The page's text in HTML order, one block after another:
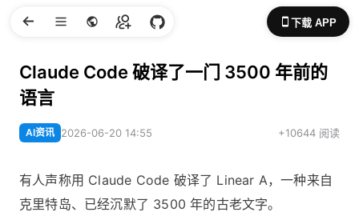
下载 APP
Claude Code 破译了一门 3500 年前的
语言
AI资讯 2026-06-20 14:55 +10644 阅读
有人声称用 Claude Code 破译了 Linear A，一种来自
克里特岛、已经沉默了 3500 年的古老文字。